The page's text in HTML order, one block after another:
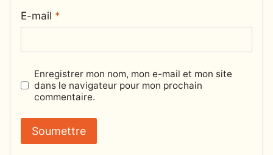
E-mail *
Enregistrer mon nom, mon e-mail et mon site
dans le navigateur pour mon prochain
commentaire.